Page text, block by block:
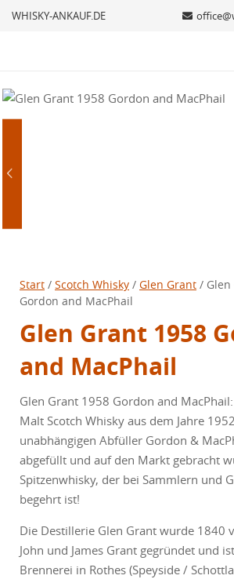
WHISKY-ANKAUF.DE
Start / Scotch Whisky / Glen Grant / Glen
Gordon and MacPhail
Glen Grant 1958
and MacPhail
Glen Grant 1958 Gordon and
Malt Scotch Whisky aus dem Jahre
unabhängigen Abfüller Gordon &
abgefüllt und auf den Markt gebracht
Spitzenwhisky, der bei Sammlern und
begehrt ist!
Die Destillerie Glen Grant wurde 1840
John und James Grant gegründet und
Brennerei in Rothes (Speyside /